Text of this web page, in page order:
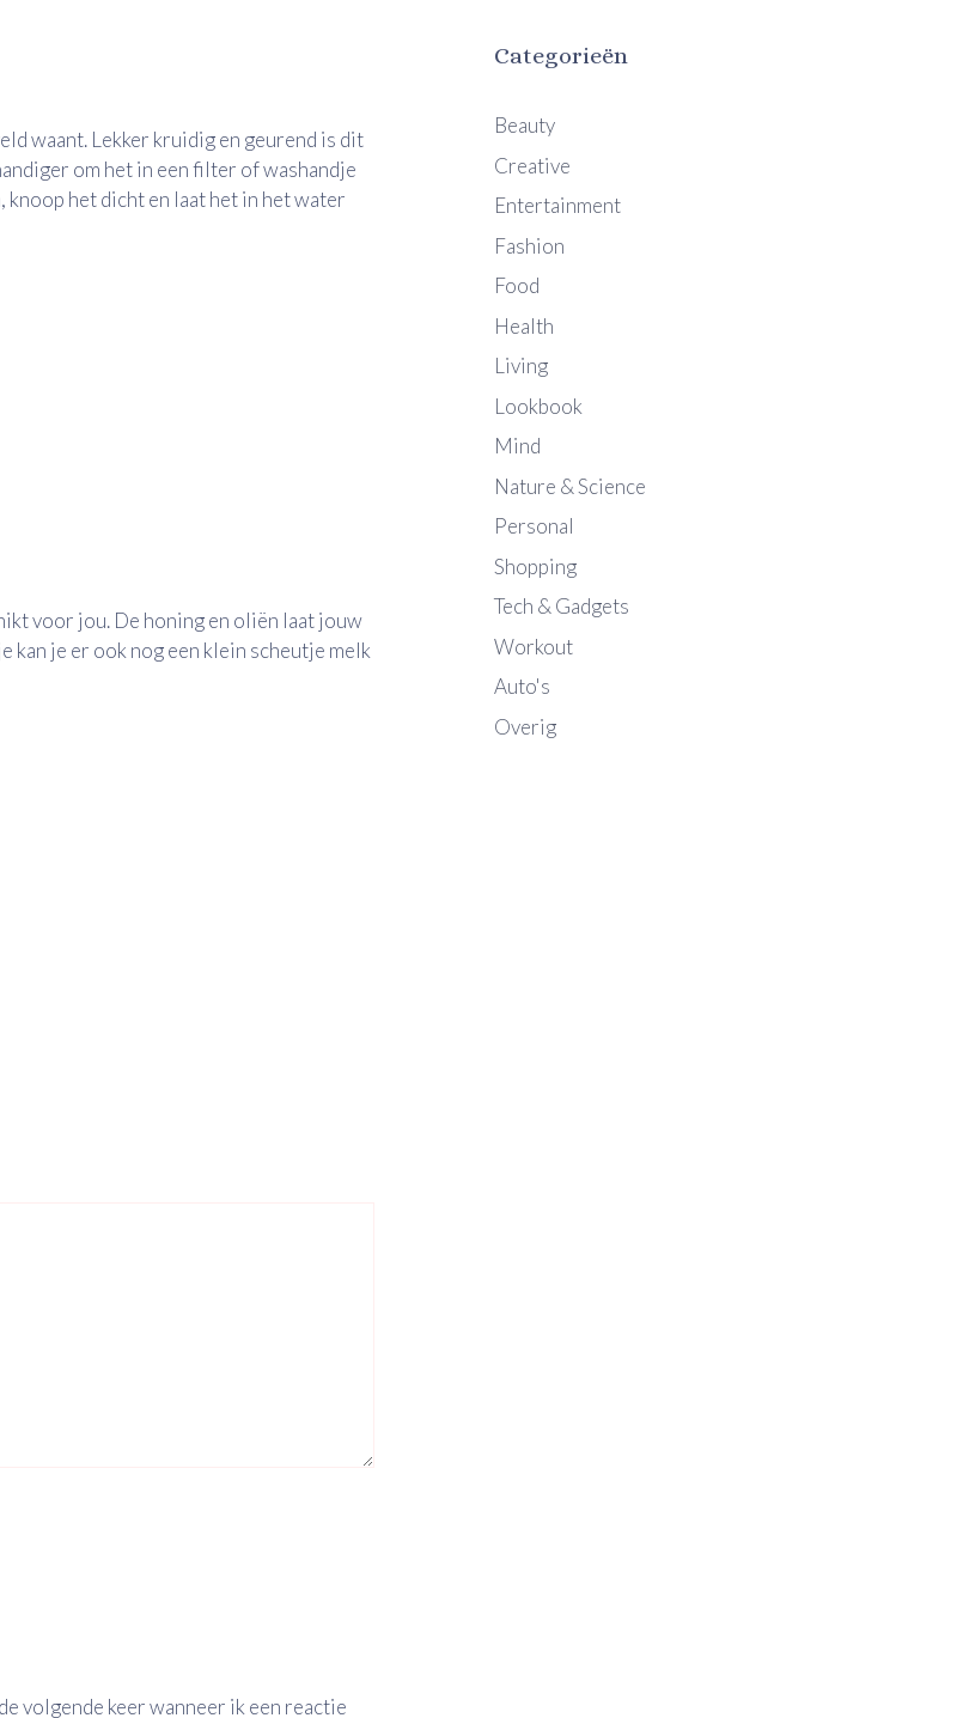
waant. Lekker kruidig en geurend is dit
om het in een filter of washandje
het dicht en laat het in het water
voor jou. De honing en oliën laat jouw
kan je er ook nog een klein scheutje melk
volgende keer wanneer ik een reactie
Categorieën
Beauty
Creative
Entertainment
Fashion
Food
Health
Living
Lookbook
Mind
Nature & Science
Personal
Shopping
Tech & Gadgets
Workout
Auto's
Overig